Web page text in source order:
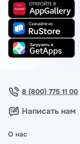
8 (800) 775 11 00
Написать нам
О нас